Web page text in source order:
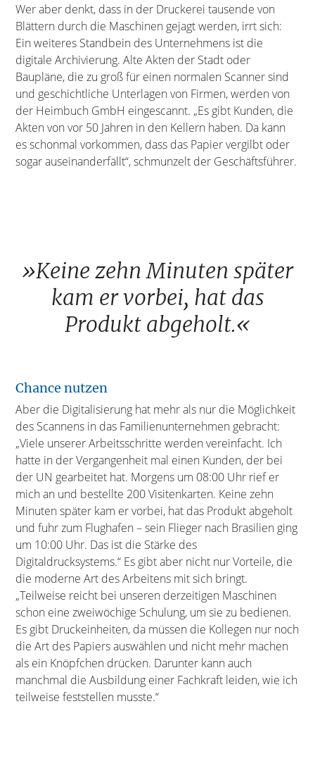
Wer aber denkt, dass in der Druckerei tausende von
Blättern durch die Maschinen gejagt werden, irrt sich:
Ein weiteres Standbein des Unternehmens ist die
digitale Archivierung. Alte Akten der Stadt oder
Baupläne, die zu groß für einen normalen Scanner sind
und geschichtliche Unterlagen von Firmen, werden von
der Heimbuch GmbH eingescannt. „Es gibt Kunden, die
Akten von vor 50 Jahren in den Kellern haben. Da kann
es schonmal vorkommen, dass das Papier vergilbt oder
sogar auseinanderfällt“, schmunzelt der Geschäftsführer.
»Keine zehn Minuten später
kam er vorbei, hat das
Produkt abgeholt.«
Chance nutzen
Aber die Digitalisierung hat mehr als nur die Möglichkeit
des Scannens in das Familienunternehmen gebracht:
„Viele unserer Arbeitsschritte werden vereinfacht. Ich
hatte in der Vergangenheit mal einen Kunden, der bei
der UN gearbeitet hat. Morgens um 08:00 Uhr rief er
mich an und bestellte 200 Visitenkarten. Keine zehn
Minuten später kam er vorbei, hat das Produkt abgeholt
und fuhr zum Flughafen – sein Flieger nach Brasilien ging
um 10:00 Uhr. Das ist die Stärke des
Digitaldrucksystems.“ Es gibt aber nicht nur Vorteile, die
die moderne Art des Arbeitens mit sich bringt.
„Teilweise reicht bei unseren derzeitigen Maschinen
schon eine zweiwöchige Schulung, um sie zu bedienen.
Es gibt Druckeinheiten, da müssen die Kollegen nur noch
die Art des Papiers auswählen und nicht mehr machen
als ein Knöpfchen drücken. Darunter kann auch
manchmal die Ausbildung einer Fachkraft leiden, wie ich
teilweise feststellen musste.“